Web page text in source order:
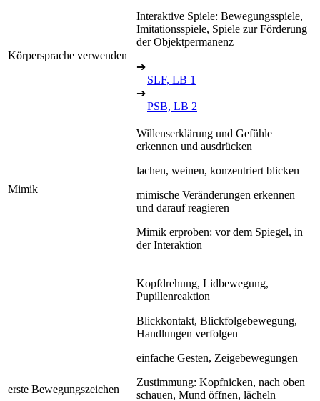
Körpersprache verwenden
Interaktive Spiele: Bewegungsspiele,
Imitationsspiele, Spiele zur Förderung
der Objektpermanenz
➔
SLF, LB 1
➔
PSB, LB 2
Mimik
Willenserklärung und Gefühle
erkennen und ausdrücken
lachen, weinen, konzentriert blicken
mimische Veränderungen erkennen
und darauf reagieren
Mimik erproben: vor dem Spiegel, in
der Interaktion
erste Bewegungszeichen
Kopfdrehung, Lidbewegung,
Pupillenreaktion
Blickkontakt, Blickfolgebewegung,
Handlungen verfolgen
einfache Gesten, Zeigebewegungen
Zustimmung: Kopfnicken, nach oben
schauen, Mund öffnen, lächeln